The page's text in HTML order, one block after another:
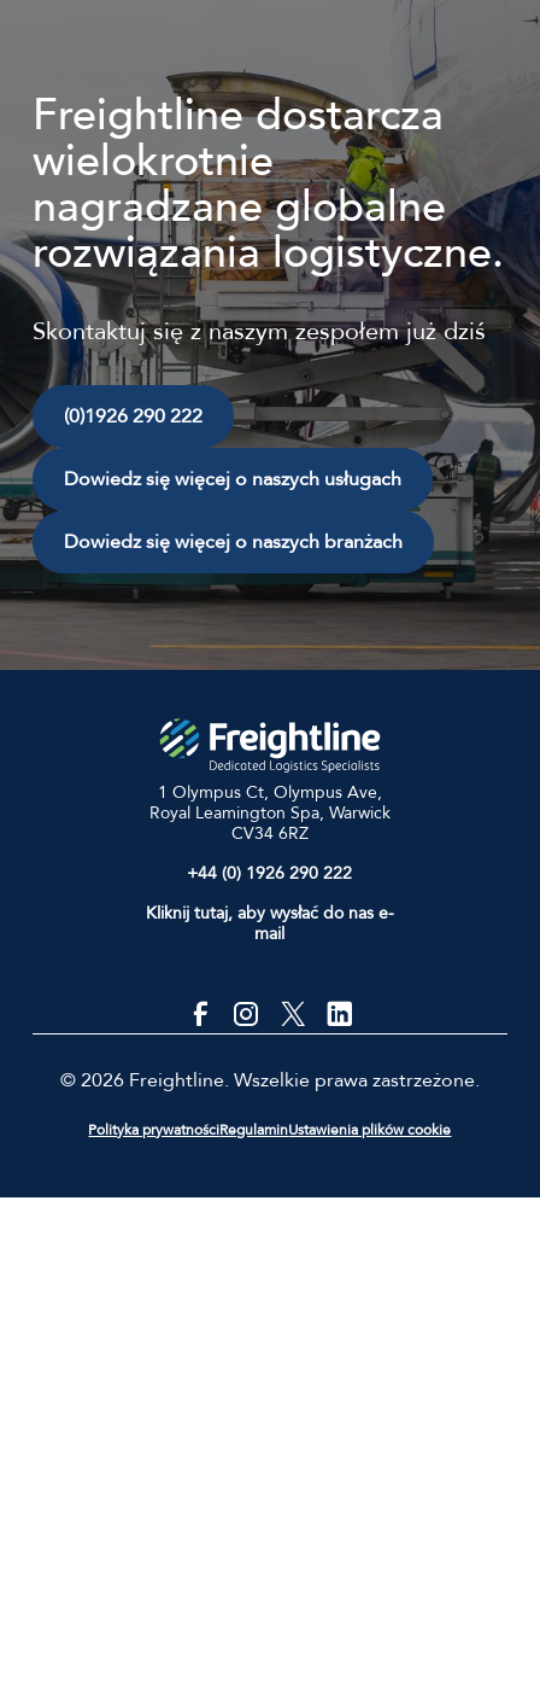
Freightline dostarcza
wielokrotnie
nagradzane globalne
rozwiązania logistyczne.
Skontaktuj się z naszym zespołem już dziś
(0)1926 290 222
Dowiedz się więcej o naszych usługach
Dowiedz się więcej o naszych branżach
1 Olympus Ct, Olympus Ave,
Royal Leamington Spa, Warwick
CV34 6RZ
+44 (0) 1926 290 222
Kliknij tutaj, aby wysłać do nas e-
mail
© 2026 Freightline. Wszelkie prawa zastrzeżone.
Polityka prywatnościRegulaminUstawienia plików cookie